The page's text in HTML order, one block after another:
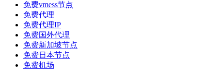
免费vmess节点
免费代理
免费代理IP
免费国外代理
免费新加坡节点
免费日本节点
免费机场